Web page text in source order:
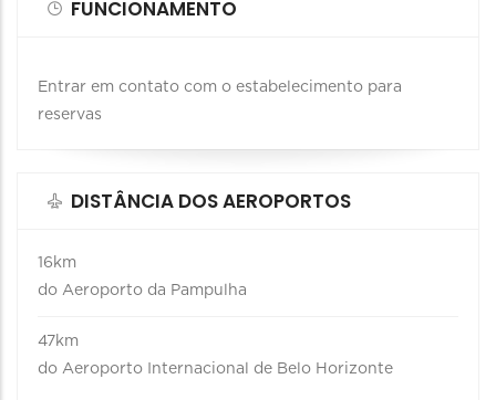
FUNCIONAMENTO
Entrar em contato com o estabelecimento para
reservas
DISTÂNCIA DOS AEROPORTOS
16km
do Aeroporto da Pampulha
47km
do Aeroporto Internacional de Belo Horizonte